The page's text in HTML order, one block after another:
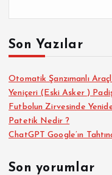
Son Yazılar
Otomatik Şanzımanlı
Yeniçeri (Eski Asker )
Futbolun Zirvesinde
Patetik Nedir ?
ChatGPT Google’ın
Son yorumlar